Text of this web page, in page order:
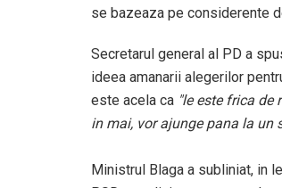
se bazeaza pe considerente
Secretarul general al PD a
ideea amanarii alegerilor
este acela ca "le este frica de
in mai, vor ajunge pana la un
Ministrul Blaga a subliniat, in